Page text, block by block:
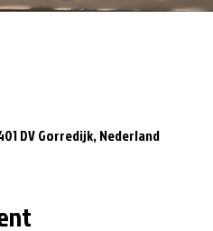
DV Gorredijk, Nederland